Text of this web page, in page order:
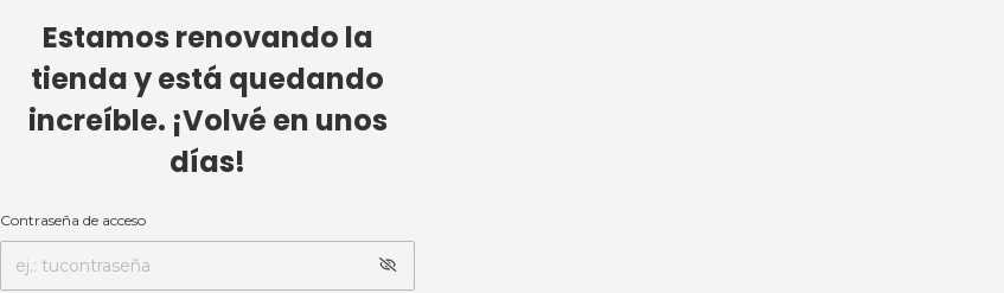
Estamos renovando la
tienda y está quedando
increíble. ¡Volvé en unos
días!
Contraseña de acceso